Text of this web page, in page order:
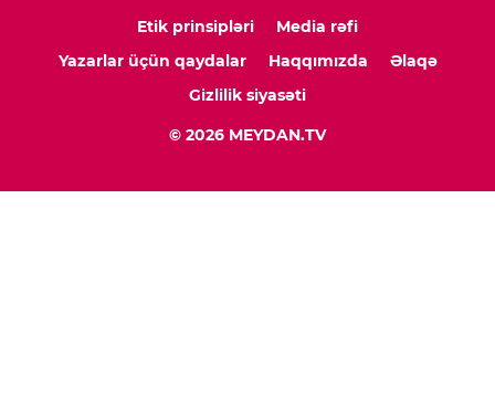
Etik prinsipləri
Media rəfi
Yazarlar üçün qaydalar
Haqqımızda
Əlaqə
Gizlilik siyasəti
© 2026 MEYDAN.TV